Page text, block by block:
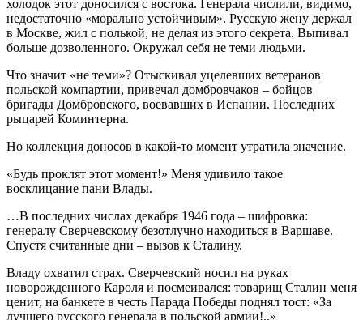
холодок этот доносился с востока. Генерала числили, видимо,
недостаточно «морально устойчивым». Русскую жену держал
в Москве, жил с полькой, не делая из этого секрета. Выпивал
больше дозволенного. Окружал себя не теми людьми.
Что значит «не теми»? Отыскивал уцелевших ветеранов
польской компартии, привечал домбровчаков – бойцов
бригады Домбровского, воевавших в Испании. Последних
рыцарей Коминтерна.
Но коллекция доносов в какой-то момент утратила значение.
«Будь проклят этот момент!» Меня удивило такое
восклицание пани Влады.
…В последних числах декабря 1946 года – шифровка:
генералу Сверчевскому безотлучно находиться в Варшаве.
Спустя считанные дни – вызов к Сталину.
Владу охватил страх. Сверчевский носил на руках
новорожденного Кароля и посмеивался: товарищ Сталин меня
ценит, на банкете в честь Парада Победы поднял тост: «За
лучшего русского генерала в польской армии!..»